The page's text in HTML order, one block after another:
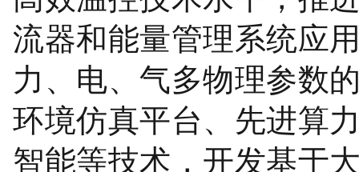
流器和能量管理系统应
力、电、气多物理参数
环境仿真平台、先进算
智能等技术，开发基于